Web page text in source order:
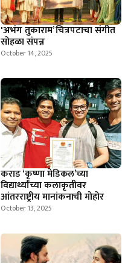
'अभंग तुकाराम’ चित्रपटाचा संगीत
सोहळा संपन्न
October 14, 2025
कराड ‘कृष्णा मेडिकल’च्या
विद्यार्थ्यांच्या कलाकृतीवर
आंतरराष्ट्रीय मानांकनाची मोहोर
October 13, 2025